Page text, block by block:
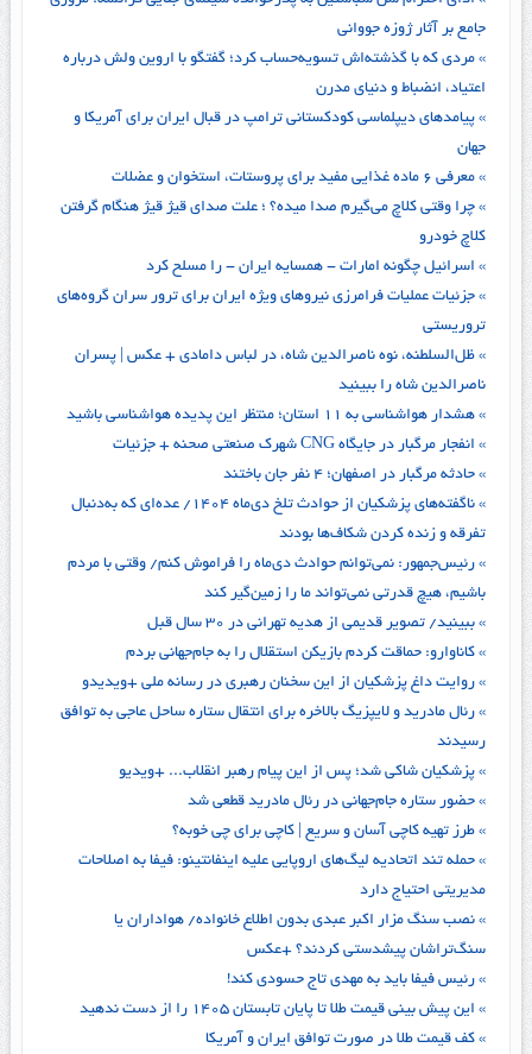
جامع بر آثار ژوزه جووانی
» مردی که با گذشته‌اش تسویه‌حساب کرد؛ گفتگو با اروین ولش درباره
اعتیاد، انضباط و دنیای مدرن
» پیامدهای دیپلماسی کودکستانی ترامپ در قبال ایران برای آمریکا و
جهان
» معرفی ۶ ماده غذایی مفید برای پروستات، استخوان و عضلات
» چرا وقتی کلاچ می‌گیرم صدا میده؟ ؛ علت صدای قیژ قیژ هنگام گرفتن
کلاچ خودرو
» اسرائیل چگونه امارات - همسایه ایران - را مسلح کرد
» جزئیات عملیات فرامرزی نیروهای ویژه ایران برای ترور سران گروه‌های
تروریستی
» ظل‌السلطنه، نوه ناصرالدین شاه، در لباس دامادی + عکس | پسران
ناصرالدین شاه را ببینید
» هشدار هواشناسی به ۱۱ استان؛ منتظر این پدیده هواشناسی باشید
» انفجار مرگبار در جایگاه CNG شهرک صنعتی صحنه + جزئیات
» حادثه مرگبار در اصفهان؛ ۴ نفر جان باختند
» ناگفته‌های پزشکیان از حوادث تلخ‌ دی‌ماه ۱۴۰۴/ عده‌ای که به‌دنبال
تفرقه و زنده‌ کردن شکاف‌ها بودند
» رئیس‌جمهور: نمی‌توانم حوادث دی‌ماه را فراموش کنم/ وقتی با مردم
باشیم، هیچ قدرتی نمی‌تواند ما را زمین‌گیر کند
» ببینید/ تصویر قدیمی از هدیه تهرانی در ۳۰ سال قبل
» کاناوارو: حماقت کردم بازیکن استقلال را به جام‌جهانی بردم
» روایت داغ پزشکیان از این سخنان رهبری در رسانه ملی +ویدیدو
» رئال مادرید و لایپزیگ بالاخره برای انتقال ستاره ساحل عاجی به توافق
رسیدند
» پزشکیان شاکی شد؛ پس از این پیام رهبر انقلاب... +ویدیو
» حضور ستاره جام‌جهانی در رئال مادرید قطعی شد
» طرز تهیه کاچی آسان و سریع | کاچی برای چی خوبه؟
» حمله تند اتحادیه لیگ‌های اروپایی علیه اینفانتینو: فیفا به اصلاحات
مدیریتی احتیاج دارد
» نصب سنگ مزار اکبر عبدی بدون اطلاع خانواده/ هواداران یا
سنگ‌تراشان پیشدستی کردند؟ +عکس
» رئیس فیفا باید به مهدی تاج حسودی کند!
» این پیش بینی قیمت طلا تا پایان تابستان ۱۴۰۵ را از دست ندهید
» کف قیمت طلا در صورت توافق ایران و آمریکا